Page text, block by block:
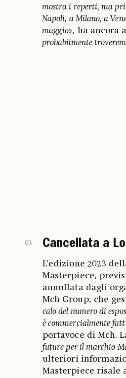
mostra i reperti, ma
Napoli, a Milano, a
maggio», ha ancora
probabilmente
03 Cancellata a
L’edizione 2023
Masterpiece,
annullata dagli
Mch Group, che
calo del numero di
è commercialmente
portavoce di Mch.
future per il marchio
ulteriori
Masterpiece risale